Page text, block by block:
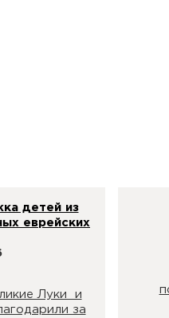
детей из
еврейских
Луки и
за